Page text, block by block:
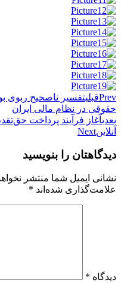
Prevقبلیتفسیر ناصحیح ربوی
حقوقی در نظام مالی ایران
بعدیآغاز فرآیند پرداخت
آنلاینNext
دیدگاهتان را بنویسید
نشانی ایمیل شما منتشر
علامت‌گذاری شده‌اند *
دیدگاه *